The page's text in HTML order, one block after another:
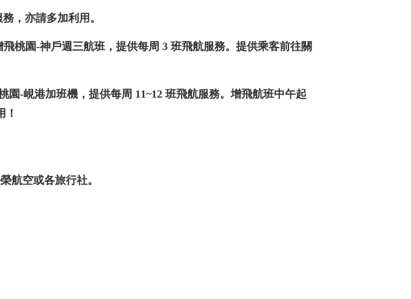
，亦請多加利用。
飛桃園-神戶週三航班，提供每周 3 班飛航服務。提供乘客前往關
園-峴港加班機 ，提供每周 11~12 班飛航服務。增飛航班中午起
航空或各旅行社。